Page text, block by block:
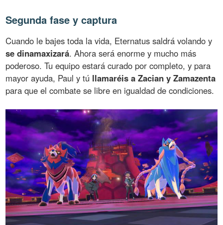
Segunda fase y captura
Cuando le bajes toda la vida, Eternatus saldrá volando y
se dinamaxizará. Ahora será enorme y mucho más
poderoso. Tu equipo estará curado por completo, y para
mayor ayuda, Paul y tú llamaréis a Zacian y Zamazenta
para que el combate se libre en igualdad de condiciones.